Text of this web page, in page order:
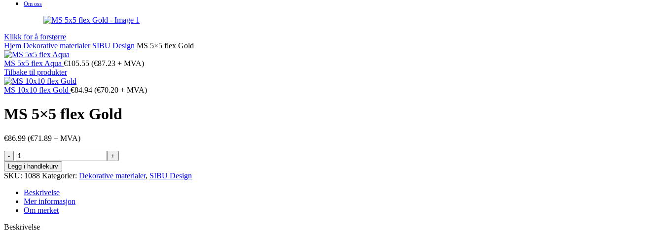
Om oss
Klikk for å forstørre
Hjem Dekorative materialer SIBU Design MS 5×5 flex Gold
MS 5x5 flex Aqua €105.55 (€87.23 + MVA)
Tilbake til produkter
MS 10x10 flex Gold €84.94 (€70.20 + MVA)
MS 5×5 flex Gold
€86.99 (€71.89 + MVA)
MS
5x5
flex
Gold
antall
Legg i handlekurv
SKU: 1088 Kategorier: Dekorative materialer, SIBU Design
Beskrivelse
Mer informasjon
Om merket
Beskrivelse